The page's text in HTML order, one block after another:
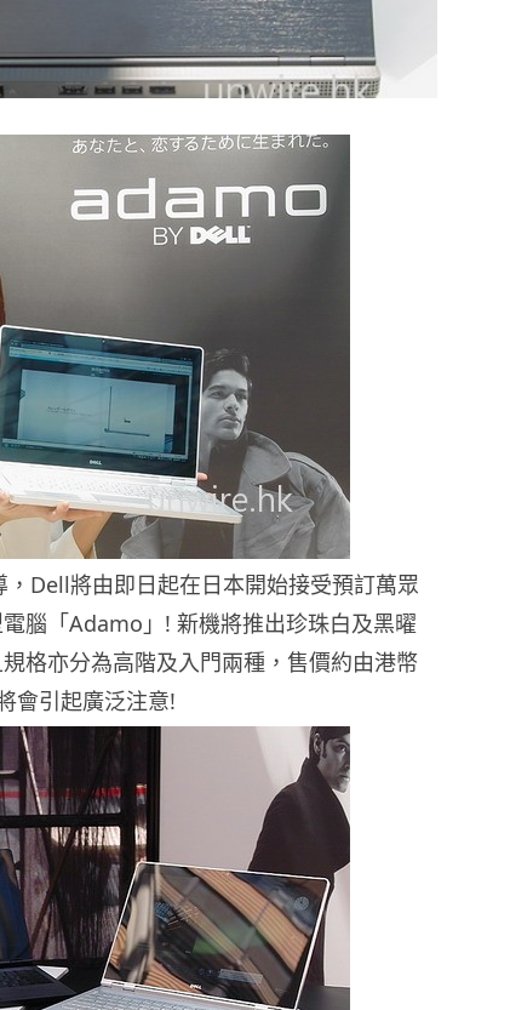
Dell將由即日起在日本開始接受預訂萬眾
腦「Adamo」! 新機將推出珍珠白及黑曜
格亦分為高階及入門兩種，售價約由港幣
會引起廣泛注意!